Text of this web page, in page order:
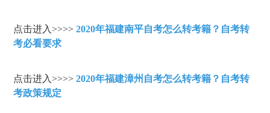
点击进入>>>>2020年福建南平自考怎么转考籍？自考转
考必看要求
点击进入>>>> 2020年福建漳州自考怎么转考籍？自考转
考政策规定